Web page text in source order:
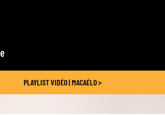
PLAYLIST VIDÉO | MACAÉLO >